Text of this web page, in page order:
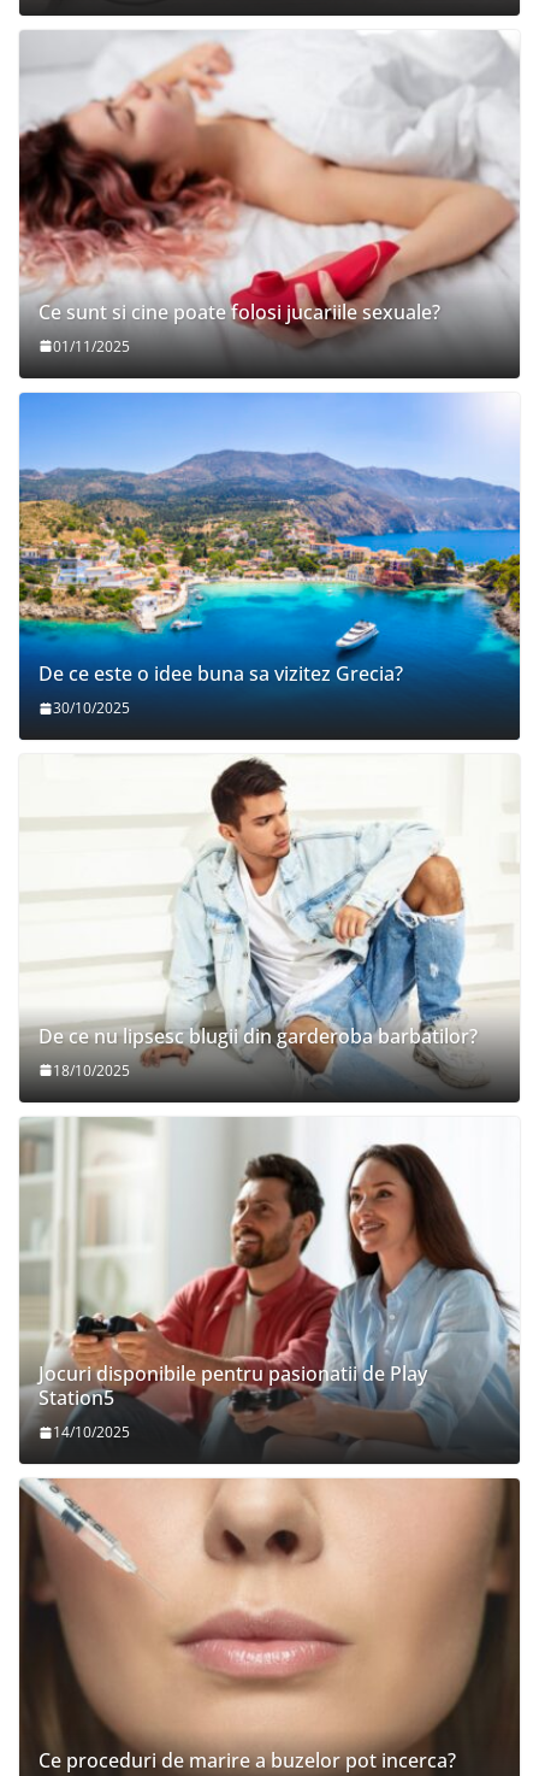
Ce sunt si cine poate folosi jucariile sexuale?
01/11/2025
De ce este o idee buna sa vizitez Grecia?
30/10/2025
De ce nu lipsesc blugii din garderoba barbatilor?
18/10/2025
Jocuri disponibile pentru pasionatii de Play
Station5
14/10/2025
Ce proceduri de marire a buzelor pot incerca?